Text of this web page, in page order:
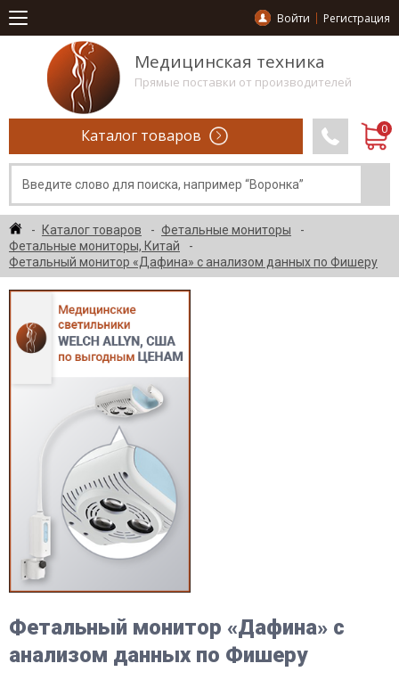
Войти Регистрация
Медицинская техника
Прямые поставки от производителей
Каталог товаров
Каталог товаров
Фетальные мониторы
Фетальные мониторы, Китай
Фетальный монитор «Дафина» с анализом данных по Фишеру
Фетальный монитор «Дафина» с
анализом данных по Фишеру